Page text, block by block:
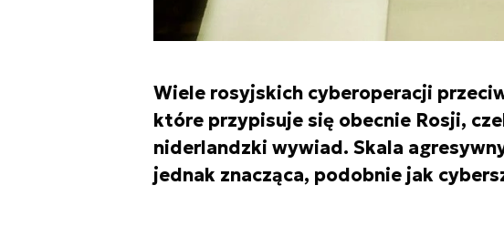
Wiele rosyjskich cyberoperacji
które przypisuje się obecnie Rosji,
niderlandzki wywiad. Skala
jednak znacząca, podobnie jak